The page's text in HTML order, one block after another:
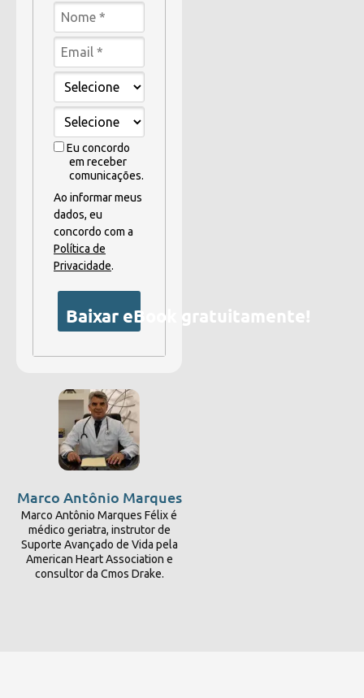
Eu concordo
em receber
comunicações.
Ao informar meus
dados, eu
concordo com a
Política de
Privacidade.
Baixar eBook gratuitamente!
Marco Antônio Marques
Marco Antônio Marques Félix é
médico geriatra, instrutor de
Suporte Avançado de Vida pela
American Heart Association e
consultor da Cmos Drake.